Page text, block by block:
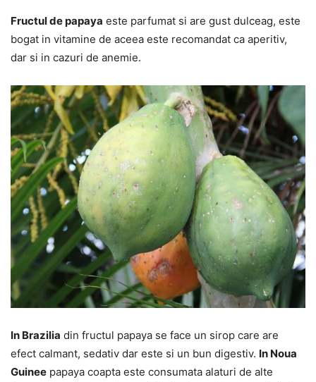
Fructul de papaya este parfumat si are gust dulceag, este
bogat in vitamine de aceea este recomandat ca aperitiv,
dar si in cazuri de anemie.
In Brazilia din fructul papaya se face un sirop care are
efect calmant, sedativ dar este si un bun digestiv. In Noua
Guinee papaya coapta este consumata alaturi de alte